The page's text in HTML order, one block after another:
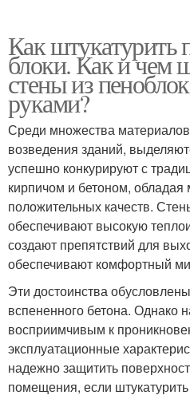
Как штукатурить
блоки. Как и чем
стены из
руками?
Среди множества
возведения зданий,
успешно конкурируют с
кирпичом и бетоном,
положительных качеств.
обеспечивают высокую
создают препятствий для
обеспечивают комфортный
Эти достоинства
вспененного бетона. Однако
восприимчивым к
эксплуатационные
надежно защитить
помещения, если